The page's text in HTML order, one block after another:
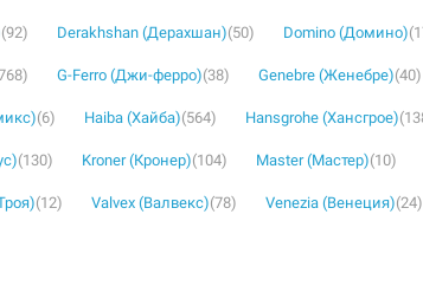
(92) Derakhshan (Дерахшан)(50) Domino (Домино)
G-Ferro (Джи-ферро)(38) Genebre (Женебре)(40)
(6) Haiba (Хайба)(564) Hansgrohe (Хансгрое)
(130) Kroner (Кронер)(104) Master (Мастер)(10)
(12) Valvex (Валвекс)(78) Venezia (Венеция)(24)